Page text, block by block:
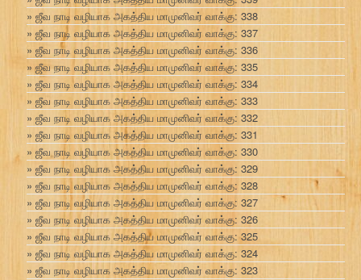
ஜீவ நாடி வழியாக அகத்திய மாமுனிவர் வாக்கு: 338
ஜீவ நாடி வழியாக அகத்திய மாமுனிவர் வாக்கு: 337
ஜீவ நாடி வழியாக அகத்திய மாமுனிவர் வாக்கு: 336
ஜீவ நாடி வழியாக அகத்திய மாமுனிவர் வாக்கு: 335
ஜீவ நாடி வழியாக அகத்திய மாமுனிவர் வாக்கு: 334
ஜீவ நாடி வழியாக அகத்திய மாமுனிவர் வாக்கு: 333
ஜீவ நாடி வழியாக அகத்திய மாமுனிவர் வாக்கு: 332
ஜீவ நாடி வழியாக அகத்திய மாமுனிவர் வாக்கு: 331
ஜீவ நாடி வழியாக அகத்திய மாமுனிவர் வாக்கு: 330
ஜீவ நாடி வழியாக அகத்திய மாமுனிவர் வாக்கு: 329
ஜீவ நாடி வழியாக அகத்திய மாமுனிவர் வாக்கு: 328
ஜீவ நாடி வழியாக அகத்திய மாமுனிவர் வாக்கு: 327
ஜீவ நாடி வழியாக அகத்திய மாமுனிவர் வாக்கு: 326
ஜீவ நாடி வழியாக அகத்திய மாமுனிவர் வாக்கு: 325
ஜீவ நாடி வழியாக அகத்திய மாமுனிவர் வாக்கு: 324
ஜீவ நாடி வழியாக அகத்திய மாமுனிவர் வாக்கு: 323